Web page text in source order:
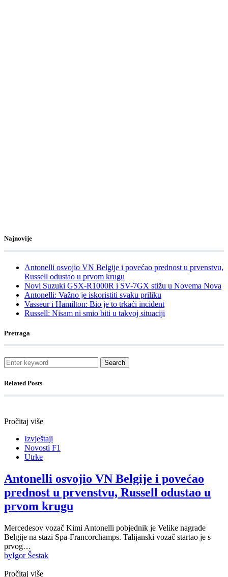
Najnovije
Antonelli osvojio VN Belgije i povećao prednost u prvenstvu,
Russell odustao u prvom krugu
Novi Suzuki GSX-R1000R i SV-7GX stižu u Novema Nova
Antonelli: Važno je iskoristiti svaku priliku
Vasseur i Hamilton: Bio je to trkaći incident
Russell: Nisam ni smio biti u takvoj situaciji
Pretraga
Search
Related Posts
Pročitaj više
Izvještaji
Novosti F1
Utrke
Antonelli osvojio VN Belgije i povećao
prednost u prvenstvu, Russell odustao u
prvom krugu
Mercedesov vozač Kimi Antonelli pobjednik je Velike nagrade
Belgije na stazi Spa-Francorchamps. Talijanski vozač startao je s
prvog…
byIgor Šestak
Pročitaj više